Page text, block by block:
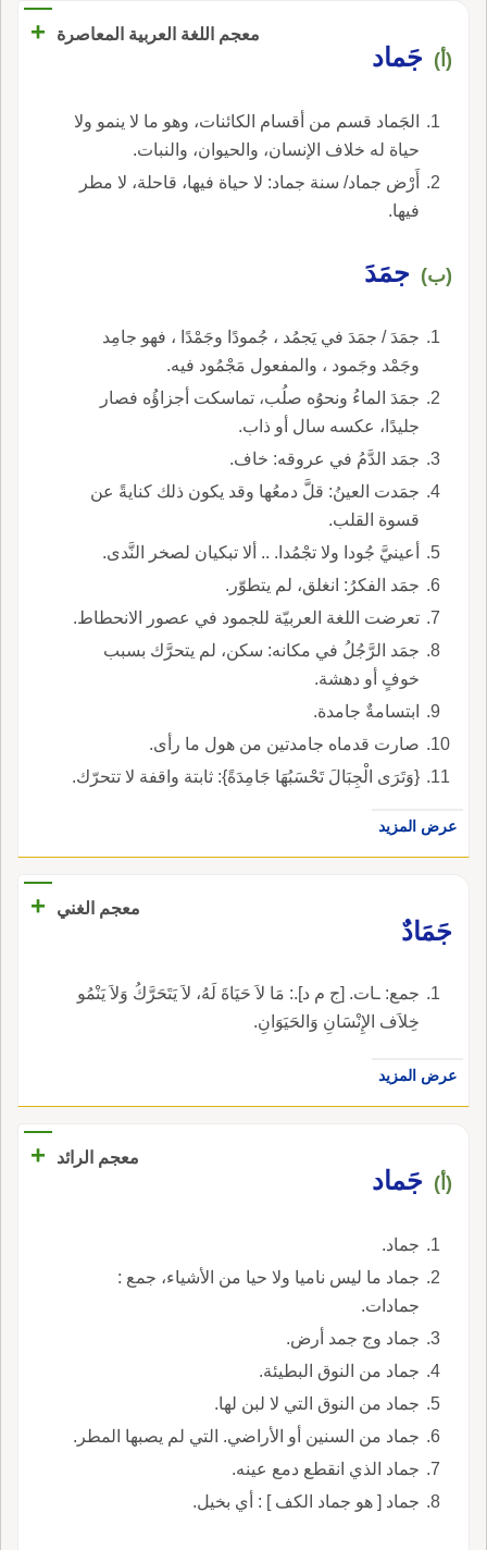
معجم اللغة العربية المعاصرة +
(أ) جَماد
الجَماد قسم من أقسام الكائنات، وهو ما لا ينمو ولا
حياة له خلاف الإنسان، والحيوان، والنبات.
أَرْض جماد/ سنة جماد: لا حياة فيها، قاحلة، لا مطر
فيها.
(ب) جمَدَ
جمَدَ / جمَدَ في يَجمُد ، جُمودًا وجَمْدًا ، فهو جامِد
وجَمْد وجَمود ، والمفعول مَجْمُود فيه.
جمَدَ الماءُ ونحوُه صلُب، تماسكت أجزاؤُه فصار
جليدًا، عكسه سال أو ذاب.
جمَد الدَّمُ في عروقه: خاف.
جمَدت العينُ: قلَّ دمعُها وقد يكون ذلك كنايةً عن
قسوة القلب.
أعينيَّ جُودا ولا تجْمُدا. .. ألا تبكيان لصخر النَّدى.
جمَد الفكرُ: انغلق، لم يتطوّر.
تعرضت اللغة العربيّة للجمود في عصور الانحطاط.
جمَد الرَّجُلُ في مكانه: سكن، لم يتحرَّك بسبب
خوفٍ أو دهشة.
ابتسامةٌ جامدة.
صارت قدماه جامدتين من هول ما رأى.
{وَتَرَى الْجِبَالَ تَحْسَبُهَا جَامِدَةً}: ثابتة واقفة لا تتحرّك.
عرض المزيد
معجم الغني
+
جَمَادٌ
جمع: ـات. [ج م د].: مَا لاَ حَيَاةَ لَهُ، لاَ يَتَحَرَّكُ وَلاَ يَنْمُو
خِلاَف الإِنْسَانِ وَالحَيَوَانِ.
عرض المزيد
معجم الرائد +
(أ) جَماد
جماد.
جماد ما ليس ناميا ولا حيا من الأشياء، جمع :
جمادات.
جماد وج جمد أرض.
جماد من النوق البطيئة.
جماد من النوق التي لا لبن لها.
جماد من السنين أو الأراضي. التي لم يصبها المطر.
جماد الذي انقطع دمع عينه.
جماد [ هو جماد الكف ] : أي بخيل.